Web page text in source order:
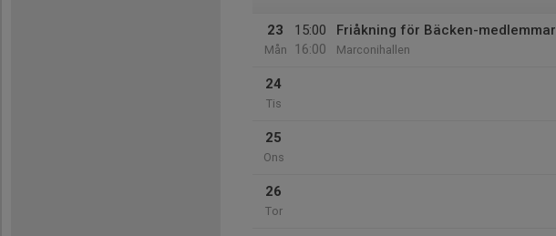
23
Mån
15:00
16:00
Friåkning för Bäcken-medlemmar
Marconihallen
24
Tis
25
Ons
26
Tor